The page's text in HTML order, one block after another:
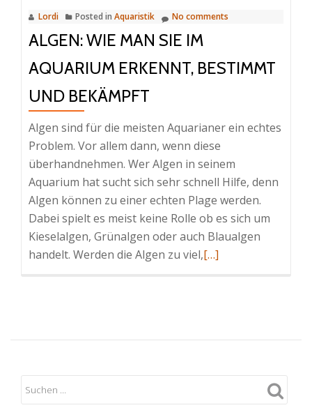
Lordi Posted in Aquaristik No comments
ALGEN: WIE MAN SIE IM
AQUARIUM ERKENNT, BESTIMMT
UND BEKÄMPFT
Algen sind für die meisten Aquarianer ein echtes
Problem. Vor allem dann, wenn diese
überhandnehmen. Wer Algen in seinem
Aquarium hat sucht sich sehr schnell Hilfe, denn
Algen können zu einer echten Plage werden.
Dabei spielt es meist keine Rolle ob es sich um
Kieselalgen, Grünalgen oder auch Blaualgen
handelt. Werden die Algen zu viel,Read
man
im
[…]